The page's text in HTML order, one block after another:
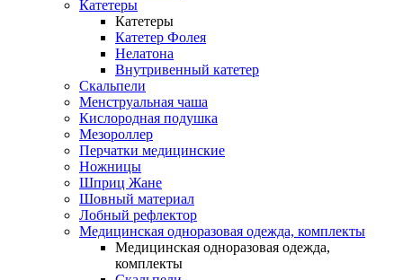
Катетеры
Катетеры
Катетер Фолея
Нелатона
Внутривенный катетер
Скальпели
Менструальная чаша
Кислородная подушка
Мезороллер
Перчатки медицинские
Ножницы
Шприц Жане
Шовный материал
Лобный рефлектор
Медицинская одноразовая одежда, комплекты
Медицинская одноразовая одежда,
комплекты